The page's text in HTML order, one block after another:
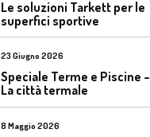
Le soluzioni Tarkett per le
superfici sportive
23 Giugno 2026
Speciale Terme e Piscine –
La città termale
8 Maggio 2026